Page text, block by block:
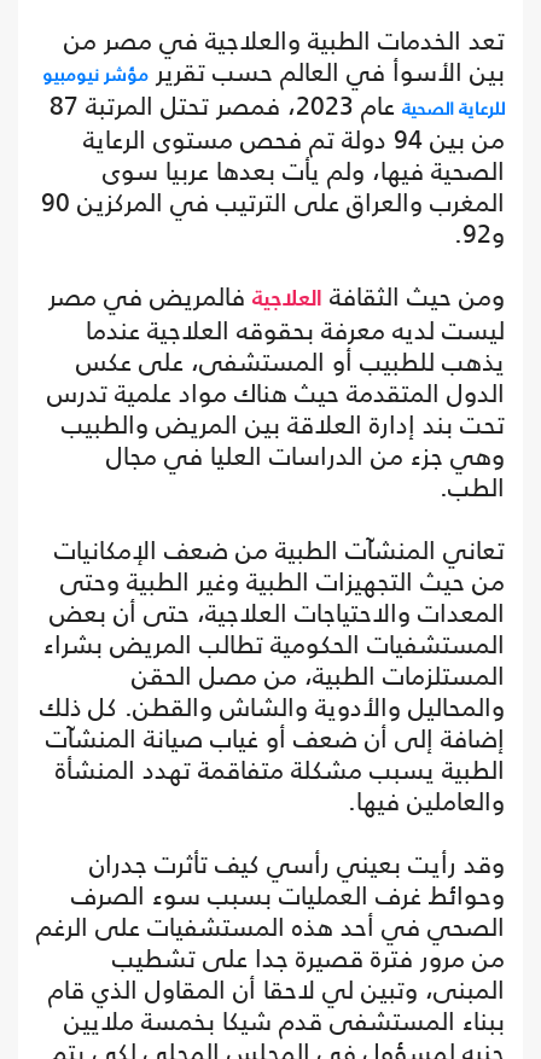
تعد الخدمات الطبية والعلاجية في مصر من
بين الأسوأ في العالم حسب تقرير مؤشر نيومبيو
للرعاية الصحية
عام 2023، فمصر تحتل المرتبة 87
من بين 94 دولة تم فحص مستوى الرعاية
الصحية فيها، ولم يأت بعدها عربيا سوى
المغرب والعراق على الترتيب في المركزين 90
و92.
ومن حيث الثقافة
العلاجية فالمريض في مصر
ليست لديه معرفة بحقوقه العلاجية عندما
يذهب للطبيب أو المستشفى، على عكس
الدول المتقدمة حيث هناك مواد علمية تدرس
تحت بند إدارة العلاقة بين المريض والطبيب
وهي جزء من الدراسات العليا في مجال
الطب.
تعاني المنشآت الطبية من ضعف الإمكانيات
من حيث التجهيزات الطبية وغير الطبية وحتى
المعدات والاحتياجات العلاجية، حتى أن بعض
المستشفيات الحكومية تطالب المريض بشراء
المستلزمات الطبية، من مصل الحقن
والمحاليل والأدوية والشاش والقطن. كل ذلك
إضافة إلى أن ضعف أو غياب صيانة المنشآت
الطبية يسبب مشكلة متفاقمة تهدد المنشأة
والعاملين فيها.
وقد رأيت بعيني رأسي كيف تأثرت جدران
وحوائط غرف العمليات بسبب سوء الصرف
الصحي في أحد هذه المستشفيات على الرغم
من مرور فترة قصيرة جدا على تشطيب
المبنى، وتبين لي لاحقا أن المقاول الذي قام
ببناء المستشفى قدم شيكا بخمسة ملايين